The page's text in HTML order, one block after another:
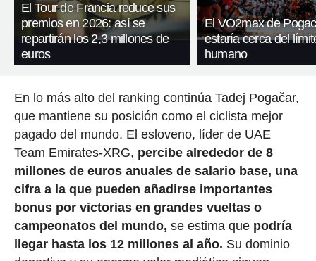
El Tour de Francia reduce sus
premios en 2026: así se
repartirán los 2,3 millones de
euros
El VO2max de
estaría cerca del
humano
En lo más alto del ranking continúa Tadej Pogačar,
que mantiene su posición como el ciclista mejor
pagado del mundo. El esloveno, líder de UAE
Team Emirates-XRG, percibe alrededor de 8
millones de euros anuales de salario base, una
cifra a la que pueden añadirse importantes
bonus por victorias en grandes vueltas o
campeonatos del mundo, se estima quepodría
llegar hasta los 12 millones al año. Su dominio